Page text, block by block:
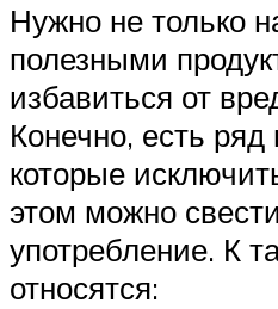
Нужно не только
полезными
избавиться от
Конечно, есть ряд
которые
этом можно
употребление. К
относятся: